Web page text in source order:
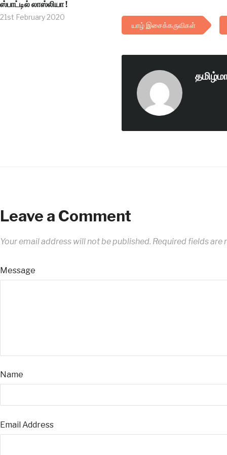
ஸ்பாட்டில் லாஸ்லியா !
21st February 2020
யாழ் இசைக்கருவிகள்
Leave a Comment
Your email address will not be published. Required fields are
Message
Name
Email Address